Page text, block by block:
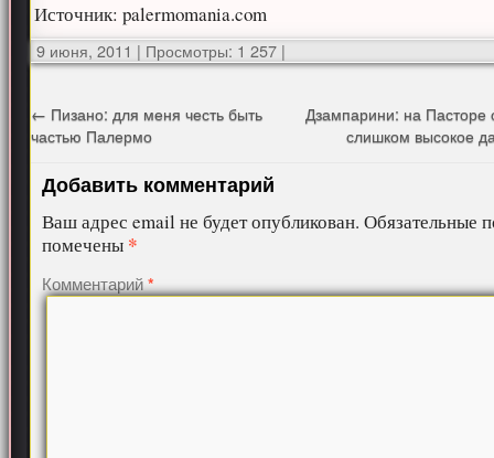
Источник: palermomania.com
9 июня, 2011 | Просмотры: 1 257 |
← Пизано: для меня честь быть
частью Палермо
Дзампарини: на Пасторе
слишком высокое
Добавить комментарий
Ваш адрес email не будет опубликован. Обязательные
помечены *
Комментарий*